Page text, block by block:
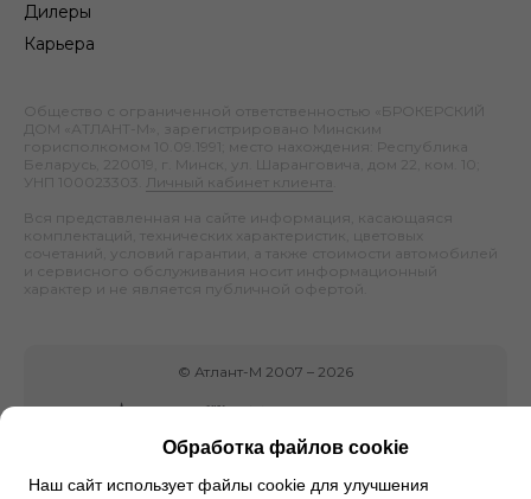
Дилеры
Карьера
Общество с ограниченной ответственностью «БРОКЕРСКИЙ
ДОМ «АТЛАНТ-М», зарегистрировано Минским
горисполкомом 10.09.1991; место нахождения: Республика
Беларусь, 220019, г. Минск, ул. Шаранговича, дом 22, ком. 10;
УНП 100023303.
Личный кабинет клиента
Вся представленная на сайте информация, касающаяся
комплектаций, технических характеристик, цветовых
сочетаний, условий гарантии, а также стоимости автомобилей
и сервисного обслуживания носит информационный
характер и не является публичной офертой.
© Атлант-М 2007 – 2026
Обработка файлов cookie
Наш сайт использует файлы cookie для улучшения